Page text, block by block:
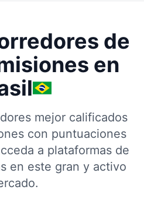
de
en
mejor calificados
con puntuaciones
a plataformas de
en este gran y activo